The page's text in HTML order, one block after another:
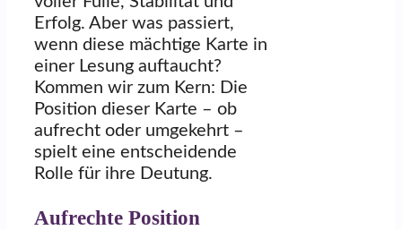
Erfolg. Aber was passiert,
wenn diese mächtige Karte in
einer Lesung auftaucht?
Kommen wir zum Kern: Die
Position dieser Karte – ob
aufrecht oder umgekehrt –
spielt eine entscheidende
Rolle für ihre Deutung.
Aufrechte Position